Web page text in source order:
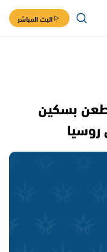
البث المباشر
طعن بسكين